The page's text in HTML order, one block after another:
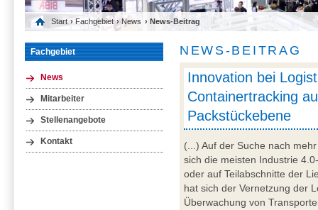
Start › Fachgebiet › News › News-Beitrag
Fachgebiet
News
Mitarbeiter
Stellenangebote
Kontakt
NEWS-BEITRAG
Innovation bei
Containertracking
Packstückebene
(...) Auf der Suche nach
sich die meisten Industrie
oder auf Teilabschnitte der
hat sich der Vernetzung der
Überwachung von